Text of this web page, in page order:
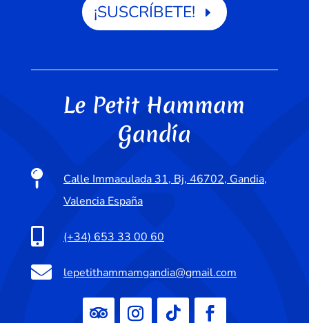
¡SUSCRÍBETE!
Le Petit Hammam
Gandía

Calle Immaculada 31, Bj, 46702, Gandia,
Valencia España
 (+34) 653 33 00 60
 lepetithammamgandia@gmail.com